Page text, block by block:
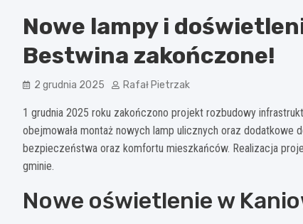
Nowe lampy i
Bestwina zakończone!
2 grudnia 2025 Rafał Pietrzak
1 grudnia 2025 roku zakończono projekt rozbudowy
obejmowała montaż nowych lamp ulicznych oraz dodatkowe
bezpieczeństwa oraz komfortu mieszkańców. Realizacja
gminie.
Nowe oświetlenie w